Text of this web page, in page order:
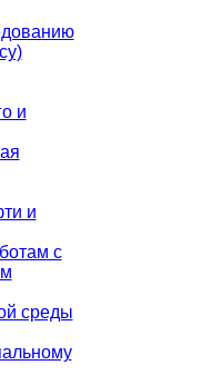
и
и
с
среды